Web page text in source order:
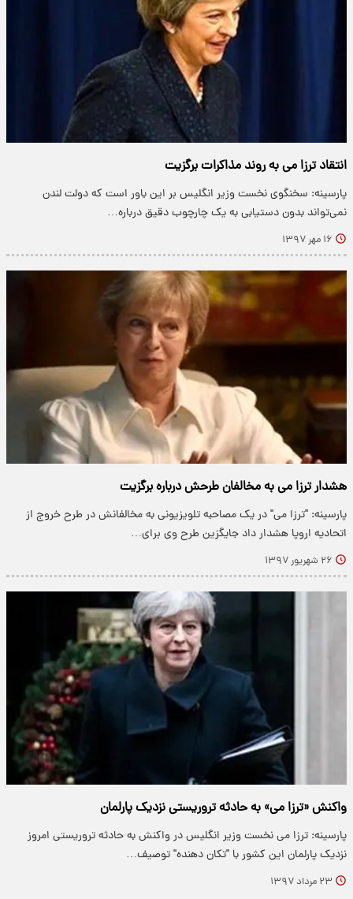
انتقاد ترزا می به روند مذاکرات برگزیت
پارسینه: سخنگوی نخست وزیر انگلیس بر این باور است که دولت لندن
نمی‌تواند بدون دستیابی به یک چارچوب دقیق درباره…
۱۶ مهر ۱۳۹۷
هشدار ترزا می به مخالفان طرحش درباره برگزیت
پارسینه: "ترزا می" در یک مصاحبه تلویزیونی به مخالفانش در طرح خروج از
اتحادیه اروپا هشدار داد جایگزین طرح وی برای…
۲۶ شهریور ۱۳۹۷
واکنش «ترزا می‌» به حادثه تروریستی نزدیک پارلمان
پارسینه: ترزا می‌ نخست وزیر انگلیس در واکنش به حادثه تروریستی امروز
نزدیک پارلمان این کشور با "تکان دهنده" توصیف…
۲۳ مرداد ۱۳۹۷